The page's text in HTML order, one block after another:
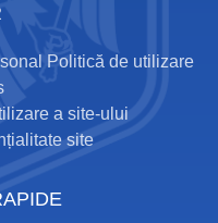
Politică de utilizare
a site-ului
site